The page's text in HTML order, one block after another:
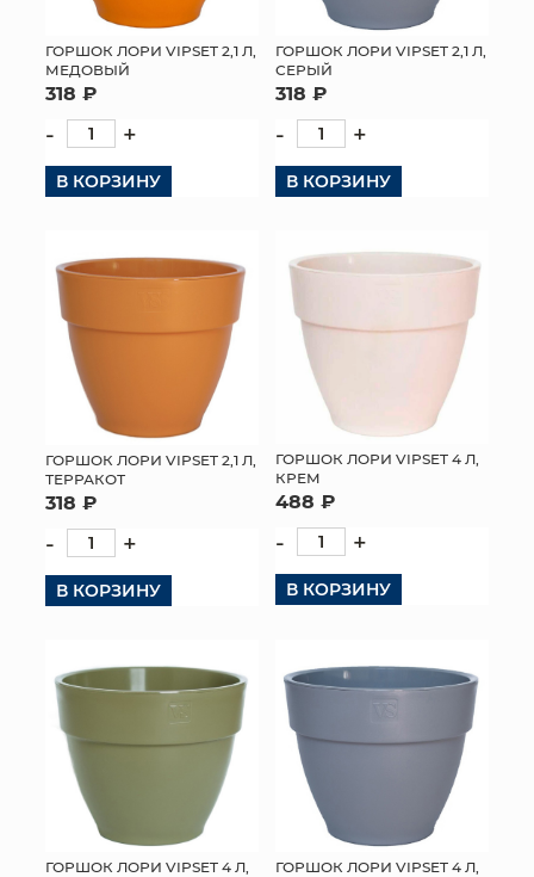
ГОРШОК ЛОРИ VIPSET 2,1 Л,
МЕДОВЫЙ
318 ₽
- +
В КОРЗИНУ
ГОРШОК ЛОРИ VIPSET 2,1 Л,
СЕРЫЙ
318 ₽
- +
В КОРЗИНУ
ГОРШОК ЛОРИ VIPSET 2,1 Л,
ТЕРРАКОТ
318 ₽
- +
В КОРЗИНУ
ГОРШОК ЛОРИ VIPSET 4 Л,
КРЕМ
488 ₽
- +
В КОРЗИНУ
ГОРШОК ЛОРИ VIPSET 4 Л,
ГОРШОК ЛОРИ VIPSET 4 Л,